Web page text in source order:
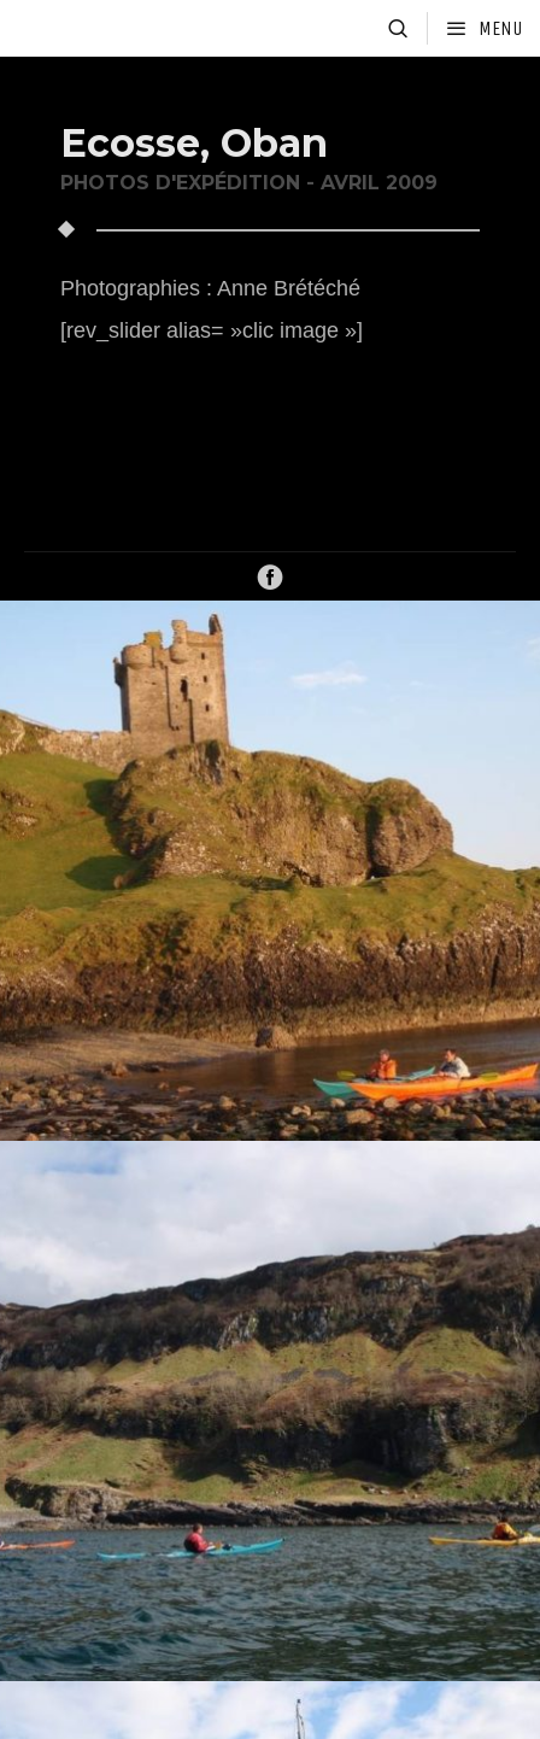
MENU
Ecosse, Oban
PHOTOS D'EXPÉDITION - AVRIL 2009
Photographies : Anne Brétéché
[rev_slider alias= »clic image »]